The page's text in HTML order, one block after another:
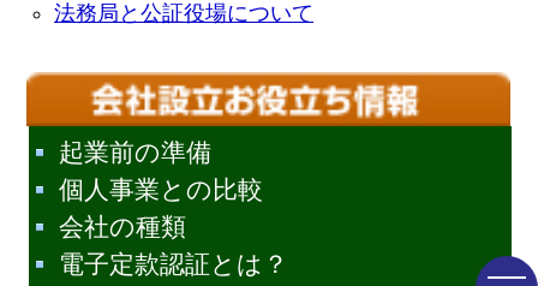
法務局と公証役場について
起業前の準備
個人事業との比較
会社の種類
電子定款認証とは？